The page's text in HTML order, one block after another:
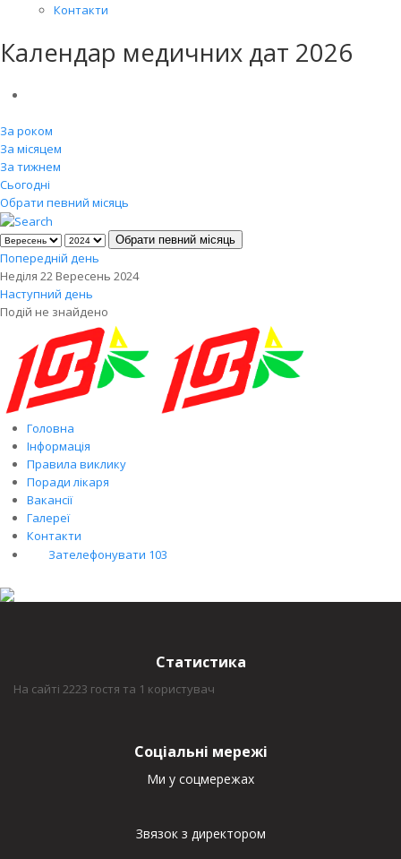
Контакти
Календар медичних дат 2026
За роком
За місяцем
За тижнем
Сьогодні
Обрати певний місяць
Обрати певний місяць
Попередній день
Неділя 22 Вересень 2024
Наступний день
Подій не знайдено
Головна
Інформація
Правила виклику
Поради лікаря
Вакансії
Галереї
Контакти
Зателефонувати 103
Статистика
На сайті 2223 гостя та 1 користувач
Соціальні мережі
Ми у соцмережах
Звязок з директором